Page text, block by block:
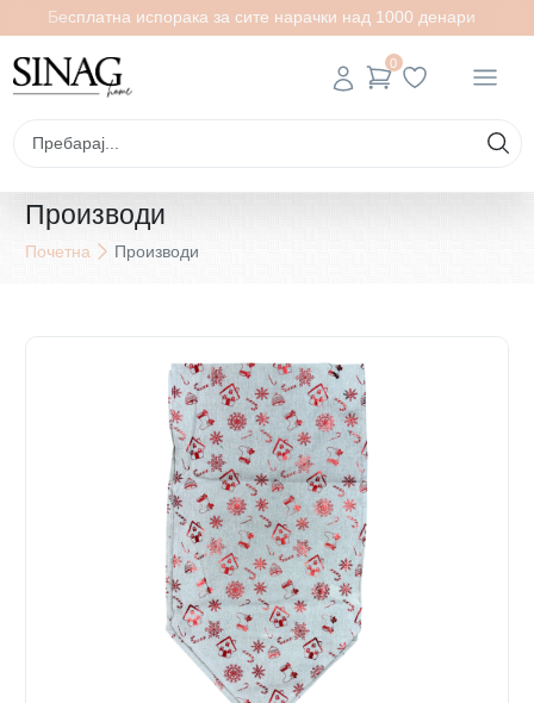
Бесплатна испорака за сите нарачки над 1000 денари
0
Производи
Почетна Производи